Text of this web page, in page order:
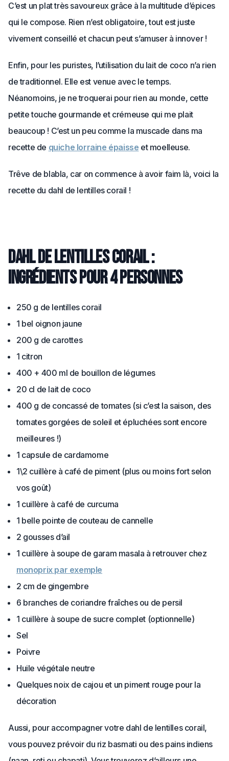
C’est un plat très savoureux grâce à la multitude d’épices
qui le compose. Rien n’est obligatoire, tout est juste
vivement conseillé et chacun peut s’amuser à innover !
Enfin, pour les puristes, l’utilisation du lait de coco n’a rien
de traditionnel. Elle est venue avec le temps.
Néanomoins, je ne troquerai pour rien au monde, cette
petite touche gourmande et crémeuse qui me plait
beaucoup ! C’est un peu comme la muscade dans ma
recette de quiche lorraine épaisse et moelleuse.
Trêve de blabla, car on commence à avoir faim là, voici la
recette du dahl de lentilles corail !
Dahl de lentilles corail :
ingrédients pour 4 personnes
250 g de lentilles corail
1 bel oignon jaune
200 g de carottes
1 citron
400 + 400 ml de bouillon de légumes
20 cl de lait de coco
400 g de concassé de tomates (si c’est la saison, des
tomates gorgées de soleil et épluchées sont encore
meilleures !)
1 capsule de cardamome
1\2 cuillère à café de piment (plus ou moins fort selon
vos goût)
1 cuillère à café de curcuma
1 belle pointe de couteau de cannelle
2 gousses d’ail
1 cuillère à soupe de garam masala à retrouver chez
monoprix par exemple
2 cm de gingembre
6 branches de coriandre fraîches ou de persil
1 cuillère à soupe de sucre complet (optionnelle)
Sel
Poivre
Huile végétale neutre
Quelques noix de cajou et un piment rouge pour la
décoration
Aussi, pour accompagner votre dahl de lentilles corail,
vous pouvez prévoir du riz basmati ou des pains indiens